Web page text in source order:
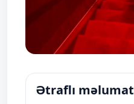
Ətraflı məlumat